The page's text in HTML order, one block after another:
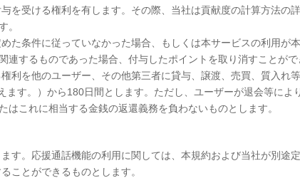
を受ける権利を有します。その際、当社は貢献度の計算方法の
。
た条件に従っていなかった場合、もしくは本サービスの利用が
するものであった場合、付与したポイントを取り消すことがで
利を他のユーザー、その他第三者に貸与、譲渡、売買、質入れ
す。）から180日間とします。ただし、ユーザーが退会等によ
これに相当する金銭の返還義務を負わないものとします。
す。応援通話機能の利用に関しては、本規約および当社が別途
ことができるものとします。